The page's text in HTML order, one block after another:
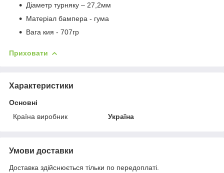
Діаметр турняку – 27,2мм
Матеріал бампера - гума
Вага кия - 707гр
Приховати
Характеристики
Основні
Країна виробник
Україна
Умови доставки
Доставка здійснюється тільки по передоплаті.